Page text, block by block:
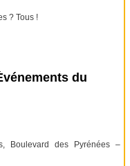
? Tous !
du
Boulevard des Pyrénées –